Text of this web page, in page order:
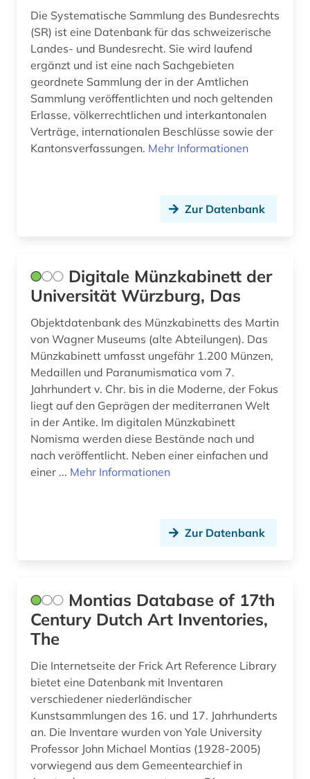
landgraf (1)
lateinamerikanische literaturen (1)
leopoldo (1)
louis (1)
marxismus (1)
metropolitan museum of art (1)
michel (1)
militär (1)
mineralien (1)
mineralogie (1)
mitbestimmung (1)
mitteleuropa (1)
museumslandschaft hessen kassel (1)
münster (1)
münzfund (1)
münzwesen (1)
nachlass (2)
nationalkonvent (1)
Die Systematische Sammlung des Bundesrechts
(SR) ist eine Datenbank für das schweizerische
Landes- und Bundesrecht. Sie wird laufend
ergänzt und ist eine nach Sachgebieten
geordnete Sammlung der in der Amtlichen
Sammlung veröffentlichten und noch geltenden
Erlasse, völkerrechtlichen und interkantonalen
Verträge, internationalen Beschlüsse sowie der
Kantonsverfassungen. Mehr Informationen
Zur Datenbank
Digitale Münzkabinett der
Universität Würzburg, Das
Objektdatenbank des Münzkabinetts des Martin
von Wagner Museums (alte Abteilungen). Das
Münzkabinett umfasst ungefähr 1.200 Münzen,
Medaillen und Paranumismatica vom 7.
Jahrhundert v. Chr. bis in die Moderne, der Fokus
liegt auf den Geprägen der mediterranen Welt
in der Antike. Im digitalen Münzkabinett
Nomisma werden diese Bestände nach und
nach veröffentlicht. Neben einer einfachen und
einer ... Mehr Informationen
Zur Datenbank
Montias Database of 17th
Century Dutch Art Inventories,
The
Die Internetseite der Frick Art Reference Library
bietet eine Datenbank mit Inventaren
verschiedener niederländischer
Kunstsammlungen des 16. und 17. Jahrhunderts
an. Die Inventare wurden von Yale University
Professor John Michael Montias (1928-2005)
vorwiegend aus dem Gemeentearchief in